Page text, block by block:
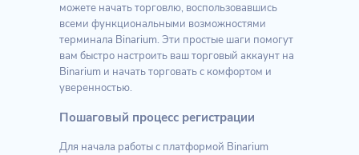
можете начать торговлю, воспользовавшись
всеми функциональными возможностями
терминала Binarium. Эти простые шаги помогут
вам быстро настроить ваш торговый аккаунт на
Binarium и начать торговать с комфортом и
уверенностью.
Пошаговый процесс регистрации
Для начала работы с платформой Binarium